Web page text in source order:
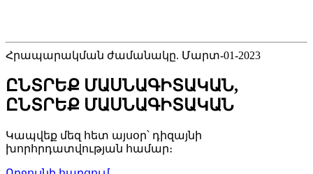
Հրապարակման ժամանակը. Մարտ-01-2023
ԸՆՏՐԵՔ ՄԱՍՆԱԳԻՏԱԿԱՆ,
ԸՆՏՐԵՔ ՄԱՍՆԱԳԻՏԱԿԱՆ
Կապվեք մեզ հետ այսօր՝ դիզայնի
խորհրդատվության համար։